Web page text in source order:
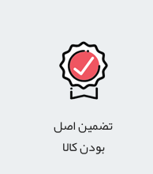
تضمین اصل
بودن کالا